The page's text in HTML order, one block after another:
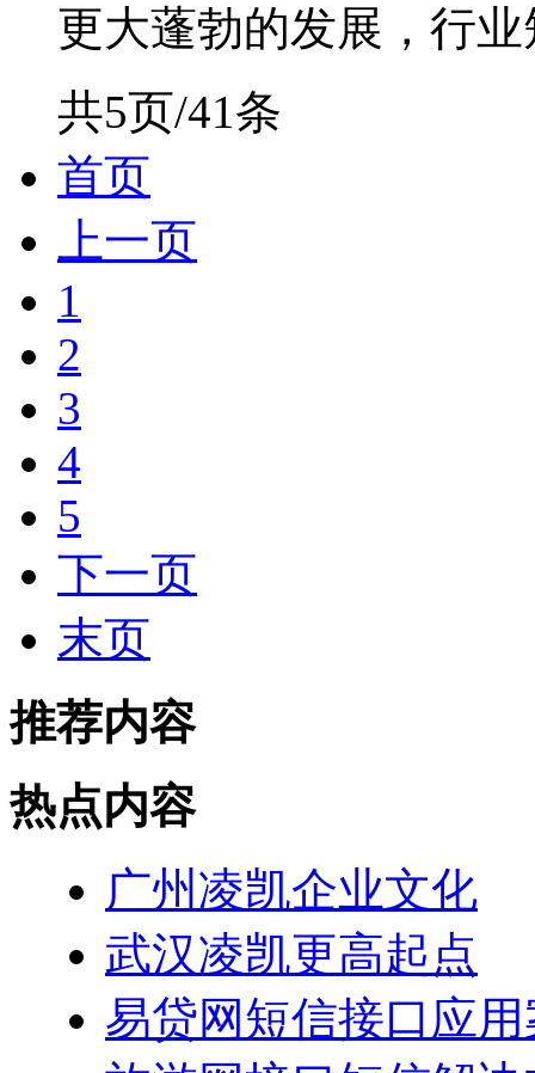
更大蓬勃的发展，行
共5页/41条
首页
上一页
1
2
3
4
5
下一页
末页
推荐内容
热点内容
广州凌凯企业文化
武汉凌凯更高起点
易贷网短信接口应